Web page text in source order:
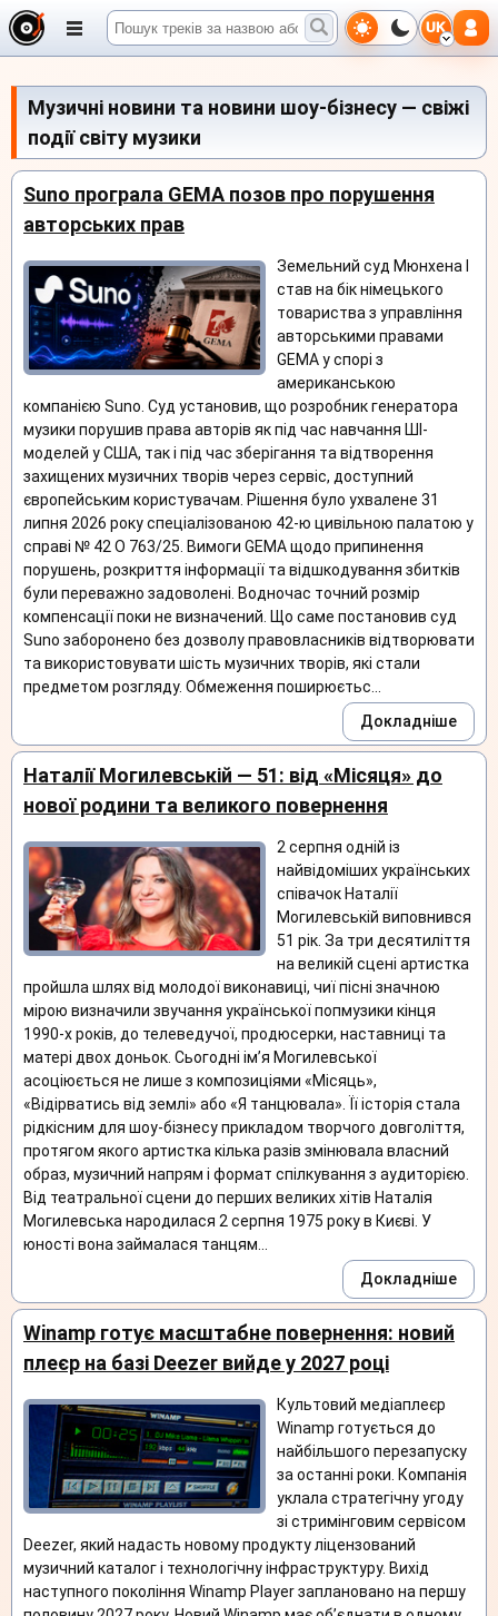
UK
Музичні новини та новини шоу-бізнесу — свіжі
події світу музики
Suno програла GEMA позов про порушення
авторських прав
Земельний суд Мюнхена I
став на бік німецького
товариства з управління
авторськими правами
GEMA у спорі з
американською
компанією Suno. Суд установив, що розробник генератора
музики порушив права авторів як під час навчання ШІ-
моделей у США, так і під час зберігання та відтворення
захищених музичних творів через сервіс, доступний
європейським користувачам. Рішення було ухвалене 31
липня 2026 року спеціалізованою 42-ю цивільною палатою у
справі № 42 O 763/25. Вимоги GEMA щодо припинення
порушень, розкриття інформації та відшкодування збитків
були переважно задоволені. Водночас точний розмір
компенсації поки не визначений. Що саме постановив суд
Suno заборонено без дозволу правовласників відтворювати
та використовувати шість музичних творів, які стали
предметом розгляду. Обмеження поширюєтьс...
Докладніше
Наталії Могилевській — 51: від «Місяця» до
нової родини та великого повернення
2 серпня одній із
найвідоміших українських
співачок Наталії
Могилевській виповнився
51 рік. За три десятиліття
на великій сцені артистка
пройшла шлях від молодої виконавиці, чиї пісні значною
мірою визначили звучання української попмузики кінця
1990-х років, до телеведучої, продюсерки, наставниці та
матері двох доньок. Сьогодні ім’я Могилевської
асоціюється не лише з композиціями «Місяць»,
«Відірватись від землі» або «Я танцювала». Її історія стала
рідкісним для шоу-бізнесу прикладом творчого довголіття,
протягом якого артистка кілька разів змінювала власний
образ, музичний напрям і формат спілкування з аудиторією.
Від театральної сцени до перших великих хітів Наталія
Могилевська народилася 2 серпня 1975 року в Києві. У
юності вона займалася танцям...
Докладніше
Winamp готує масштабне повернення: новий
плеєр на базі Deezer вийде у 2027 році
Культовий медіаплеєр
Winamp готується до
найбільшого перезапуску
за останні роки. Компанія
уклала стратегічну угоду
зі стримінговим сервісом
Deezer, який надасть новому продукту ліцензований
музичний каталог і технологічну інфраструктуру. Вихід
наступного покоління Winamp Player заплановано на першу